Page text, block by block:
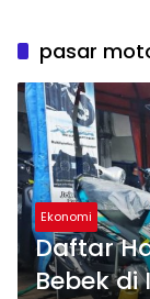
pasar
Ekonomi
Daftar
Bebek di